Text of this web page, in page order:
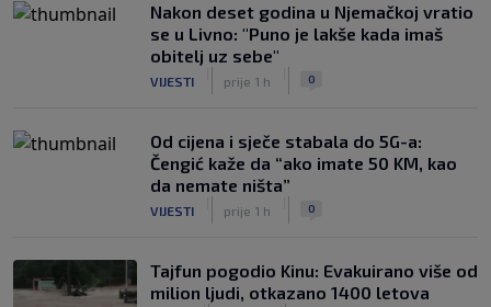
Nakon deset godina u Njemačkoj vratio
se u Livno: "Puno je lakše kada imaš
obitelj uz sebe"
VIJESTI prije 1 h 0
Od cijena i sječe stabala do 5G-a:
Čengić kaže da “ako imate 50 KM, kao
da nemate ništa”
VIJESTI prije 1 h 0
Tajfun pogodio Kinu: Evakuirano više od
milion ljudi, otkazano 1400 letova